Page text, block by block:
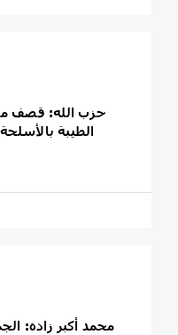
حزب الله: قصف
الطيبة
محمد أكبر زاده: